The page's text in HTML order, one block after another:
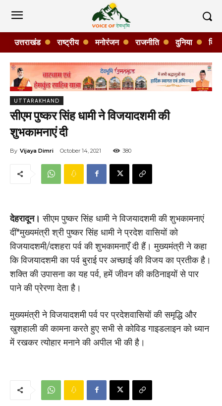
उत्तराखंड राष्ट्रीय मनोरंजन राजनीति दुनिया
UTTARAKHAND
सीएम पुष्कर सिंह धामी ने विजयादशमी की
शुभकामनाएं दी
By Vijaya Dimri October 14, 2021 380
देहरादून।सीएम पुष्कर सिंह धामी ने विजयादशमी की शुभकामनाएं
दीं*मुख्यमंत्री श्री पुष्कर सिंह धामी ने प्रदेश वासियों को
विजयादशमी/दशहरा पर्व की शुभकामनाएँ दी हैं। मुख्यमंत्री ने कहा
कि विजयादशमी का पर्व बुराई पर अच्छाई की विजय का प्रतीक है।
शक्ति की उपासना का यह पर्व, हमें जीवन की कठिनाइयों से पार
पाने की प्रेरणा देता है।
मुख्यमंत्री ने विजयादशमी पर्व पर प्रदेशवासियों की समृद्धि और
खुशहाली की कामना करते हुए सभी से कोविड गाइडलाइन को ध्यान
में रखकर त्योहार मनाने की अपील भी की है।